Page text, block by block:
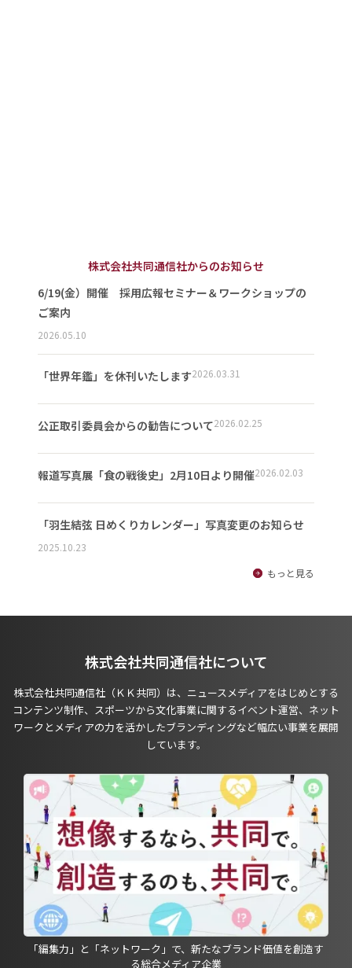
株式会社共同通信社からのお知らせ
6/19(金）開催 採用広報セミナー＆ワークショップの
ご案内
2026.05.10
「世界年鑑」を休刊いたします2026.03.31
公正取引委員会からの勧告について2026.02.25
報道写真展「食の戦後史」2月10日より開催2026.02.03
「羽生結弦 日めくりカレンダー」写真変更のお知らせ
2025.10.23
もっと見る
株式会社共同通信社について
株式会社共同通信社（ＫＫ共同）は、ニュースメディアをはじめとする
コンテンツ制作、スポーツから文化事業に関するイベント運営、ネット
ワークとメディアの力を活かしたブランディングなど幅広い事業を展開
しています。
「編集力」と「ネットワーク」で、新たなブランド価値を創造す
る総合メディア企業